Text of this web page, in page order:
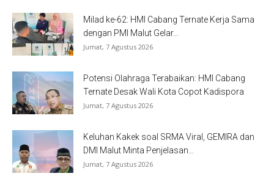
Milad ke-62: HMI Cabang Ternate Kerja Sama
dengan PMI Malut Gelar...
Jumat, 7 Agustus 2026
Potensi Olahraga Terabaikan: HMI Cabang
Ternate Desak Wali Kota Copot Kadispora
Jumat, 7 Agustus 2026
Keluhan Kakek soal SRMA Viral, GEMIRA dan
DMI Malut Minta Penjelasan...
Jumat, 7 Agustus 2026